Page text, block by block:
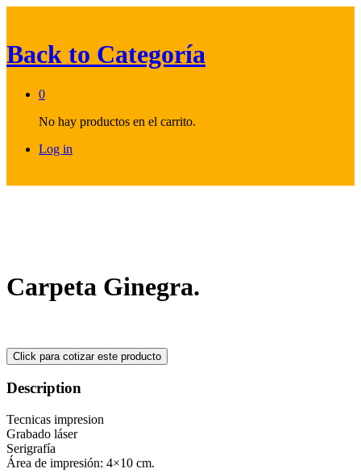
Back to Categoría
0
No hay productos en el carrito.
Log in
Carpeta Ginegra.
Description
Tecnicas impresion
Grabado láser
Serigrafía
Área de impresión: 4×10 cm.